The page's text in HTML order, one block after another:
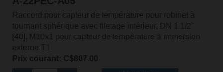
Raccord pour capteur de température pour robinet à
tournant sphérique avec filetage intérieur, DN 1 1/2"
[40], M10x1 pour capteur de température à immersion
externe T1
Prix courant: C$807.00